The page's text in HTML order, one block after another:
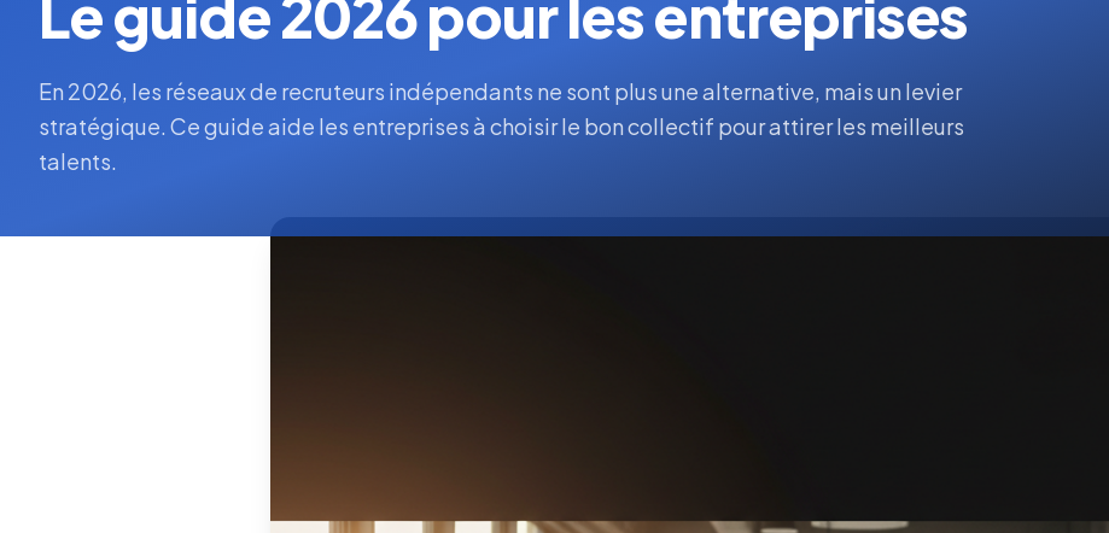
Le guide 2026 pour les entreprises
En 2026, les réseaux de recruteurs indépendants ne sont plus une alternative, mais un levier
stratégique. Ce guide aide les entreprises à choisir le bon collectif pour attirer les meilleurs
talents.